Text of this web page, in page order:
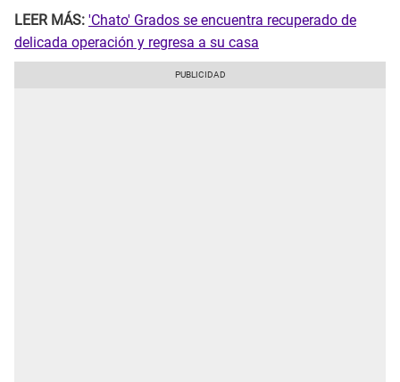
LEER MÁS: 'Chato' Grados se encuentra recuperado de
delicada operación y regresa a su casa